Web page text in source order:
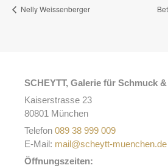
Nelly Weissenberger
SCHEYTT, Galerie für Schmuck
Kaiserstrasse 23
80801 München
Telefon 089 38 999 009
E-Mail: mail@scheytt-muenchen.de
Öffnungszeiten: